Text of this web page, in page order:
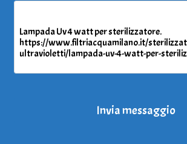
Invia messaggio